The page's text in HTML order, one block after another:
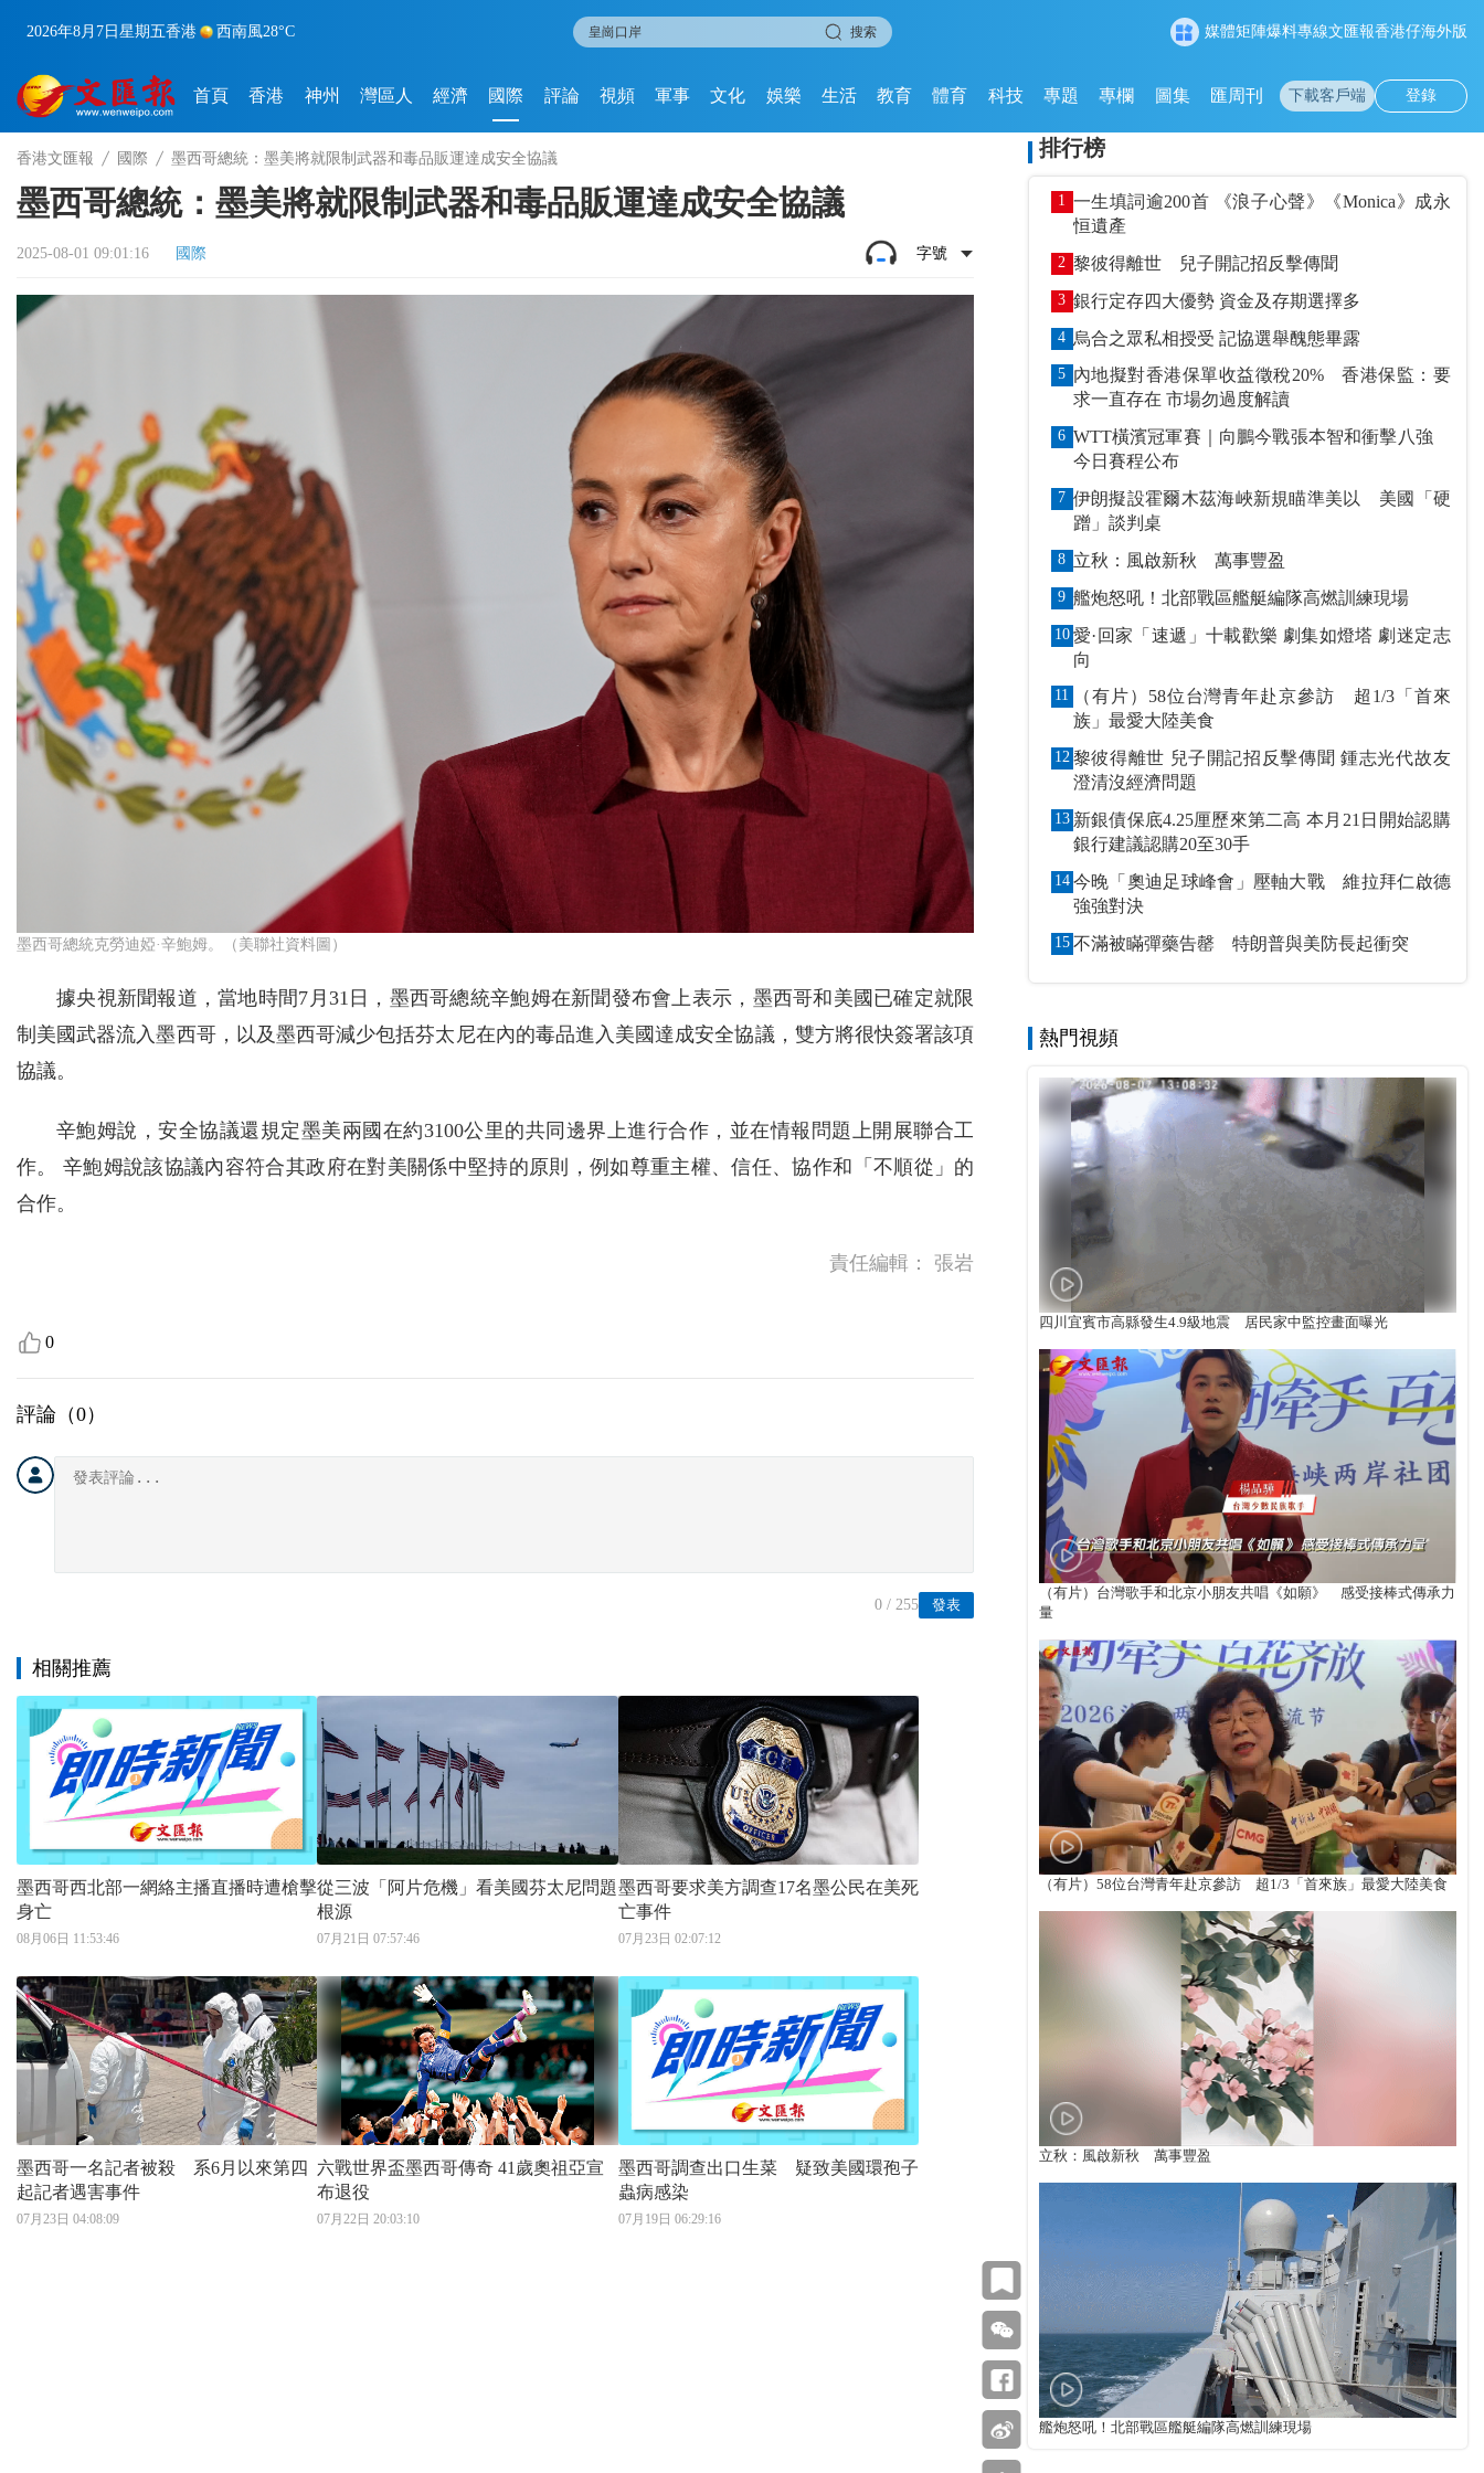
2026年8月7日 星期五香港 西南風28°C 搜索 媒體矩陣爆料專線文匯報香港仔海外版
首頁 香港 神州 灣區人 經濟 國際 評論 視頻 軍事 文化 娛樂 生活 教育 體育 科技 專題 專欄 圖集 匯周刊 下載客戶端 登錄
香港文匯報 國際 墨西哥總統：墨美將就限制武器和毒品販運達成安全協議
墨西哥總統：墨美將就限制武器和毒品販運達成安全協議
2025-08-01 09:01:16 國際 字號
墨西哥總統克勞迪婭·辛鮑姆。（美聯社資料圖）
據央視新聞報道，當地時間7月31日，墨西哥總統辛鮑姆在新聞發布會上表示，墨西哥和美國已確定就限
制美國武器流入墨西哥，以及墨西哥減少包括芬太尼在內的毒品進入美國達成安全協議，雙方將很快簽署該項
協議。
辛鮑姆說，安全協議還規定墨美兩國在約3100公里的共同邊界上進行合作，並在情報問題上開展聯合工
作。 辛鮑姆說該協議內容符合其政府在對美關係中堅持的原則，例如尊重主權、信任、協作和「不順從」的
合作。
責任編輯： 張岩
0
評論（0）
發表
0 / 255
相關推薦
墨西哥西北部一網絡主播直播時遭槍擊
身亡
08月06日 11:53:46
從三波「阿片危機」看美國芬太尼問題
根源
07月21日 07:57:46
墨西哥要求美方調查17名墨公民在美死
亡事件
07月23日 02:07:12
墨西哥一名記者被殺 系6月以來第四
起記者遇害事件
07月23日 04:08:09
六戰世界盃墨西哥傳奇 41歲奧祖亞宣
布退役
07月22日 20:03:10
墨西哥調查出口生菜 疑致美國環孢子
蟲病感染
07月19日 06:29:16
排行榜
1 一生填詞逾200首 《浪子心聲》《Monica》成永
恒遺產
2 黎彼得離世 兒子開記招反擊傳聞
3 銀行定存四大優勢 資金及存期選擇多
4 烏合之眾私相授受 記協選舉醜態畢露
5 內地擬對香港保單收益徵稅20% 香港保監：要
求一直存在 市場勿過度解讀
6 WTT橫濱冠軍賽｜向鵬今戰張本智和衝擊八強
今日賽程公布
7 伊朗擬設霍爾木茲海峽新規瞄準美以 美國「硬
蹭」談判桌
8 立秋：風啟新秋 萬事豐盈
9 艦炮怒吼！北部戰區艦艇編隊高燃訓練現場
10 愛·回家「速遞」十載歡樂 劇集如燈塔 劇迷定志
向
11
（有片）58位台灣青年赴京參訪 超1/3「首來
族」最愛大陸美食
12 黎彼得離世 兒子開記招反擊傳聞 鍾志光代故友
澄清沒經濟問題
13 新銀債保底4.25厘歷來第二高 本月21日開始認購
銀行建議認購20至30手
14 今晚「奧迪足球峰會」壓軸大戰 維拉拜仁啟德
強強對決
15 不滿被瞞彈藥告罄 特朗普與美防長起衝突
熱門視頻
四川宜賓市高縣發生4.9級地震 居民家中監控畫面曝光
（有片）台灣歌手和北京小朋友共唱《如願》 感受接棒式傳承力
量
（有片）58位台灣青年赴京參訪 超1/3「首來族」最愛大陸美食
立秋：風啟新秋 萬事豐盈
艦炮怒吼！北部戰區艦艇編隊高燃訓練現場